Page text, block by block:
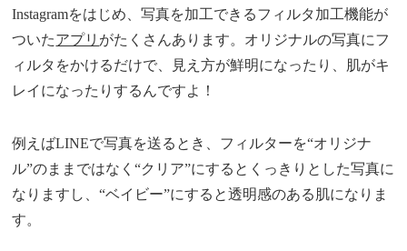
Instagramをはじめ、写真を加工できるフィルタ加工機能が
ついたアプリ がたくさんあります。オリジナルの写真にフ
ィルタをかけるだけで、見え方が鮮明になったり、肌がキ
レイになったりするんですよ！
例えばLINEで写真を送るとき、フィルターを“オリジナ
ル”のままではなく“クリア”にするとくっきりとした写真に
なりますし、“ベイビー”にすると透明感のある肌になりま
す。